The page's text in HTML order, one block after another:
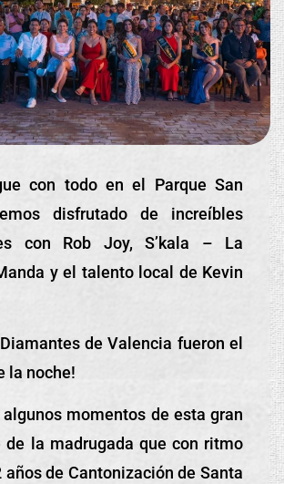
con todo en el Parque San
disfrutado de increíbles
con Rob Joy, S’kala – La
y el talento local de Kevin
de Valencia fueron el
la noche!
momentos de esta gran
de la madrugada que con ritmo
de Cantonización de Santa